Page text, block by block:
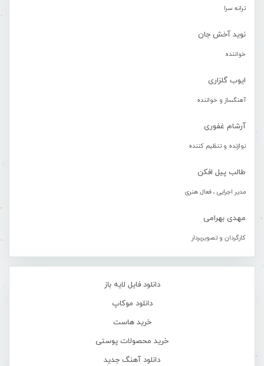
ترانه سرا
نوید آخش جان
خواننده
ایوب گلزاری
آهنگساز و خواننده
آرشام غفوری
نوازنده و تنظیم کننده
طالب پیل افکن
مدیر اجرایی ، فعال هنری
مهدی بهرامی
کارگردان و تصویربردار
دانلود فایل لایه باز
دانلود موکاپ
خرید هاست
خرید محصولات پوستی
دانلود آهنگ جدید